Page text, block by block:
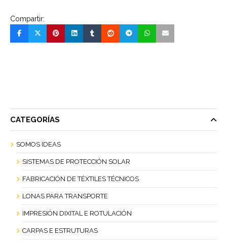
Compartir:
CATEGORÍAS
SOMOS IDEAS
SISTEMAS DE PROTECCIÓN SOLAR
FABRICACIÓN DE TÉXTILES TÉCNICOS
LONAS PARA TRANSPORTE
IMPRESIÓN DIXITAL E ROTULACIÓN
CARPAS E ESTRUTURAS